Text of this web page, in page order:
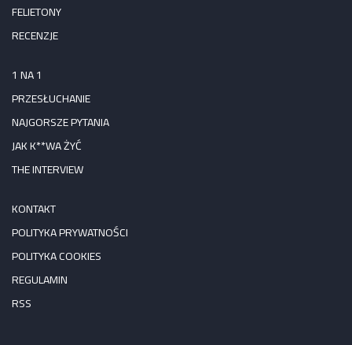
FELIETONY
RECENZJE
1 NA 1
PRZESŁUCHANIE
NAJGORSZE PYTANIA
JAK K**WA ŻYĆ
THE INTERVIEW
KONTAKT
POLITYKA PRYWATNOŚCI
POLITYKA COOKIES
REGULAMIN
RSS